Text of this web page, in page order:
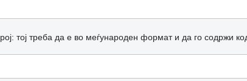
тој треба да е во меѓународен формат и да го содржи